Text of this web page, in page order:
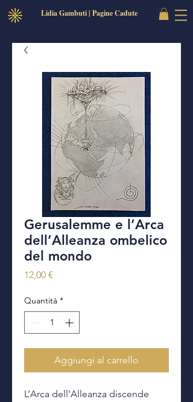
Lidia Gambuti | Pagine Cadute
Gerusalemme e l’Arca
dell’Alleanza ombelico
del mondo
12,00 €
Quantità *
Aggiungi al carrello
L’Arca dell’Alleanza discende